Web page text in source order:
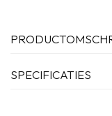
SPECIFICATIES